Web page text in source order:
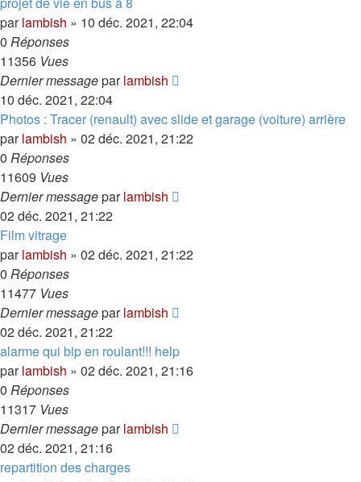
parlambish » 10 déc. 2021, 22:04
0 Réponses
11356 Vues
Dernier messageparlambish
10 déc. 2021, 22:04
Photos : Tracer (renault) avec slide et garage (voiture) arrière
parlambish » 02 déc. 2021, 21:22
0 Réponses
11609 Vues
Dernier messageparlambish
02 déc. 2021, 21:22
Film vitrage
parlambish » 02 déc. 2021, 21:22
0 Réponses
11477 Vues
Dernier messageparlambish
02 déc. 2021, 21:22
alarme qui bip en roulant!!! help
parlambish » 02 déc. 2021, 21:16
0 Réponses
11317 Vues
Dernier messageparlambish
02 déc. 2021, 21:16
repartition des charges